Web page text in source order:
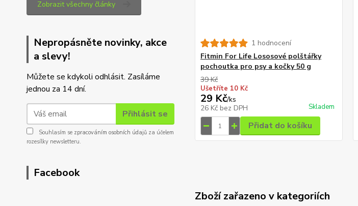
Zobrazit všechny články
Nepropásněte novinky, akce
a slevy!
Můžete se kdykoli odhlásit. Zasíláme
jednou za 14 dní.
Přihlásit se
Souhlasím se zpracováním osobních údajů za účelem
rozesílky newsletteru.
Facebook
1 hodnocení
Fitmin For Life Lososové polštářky
pochoutka pro psy a kočky 50 g
39 Kč
Ušetříte 10 Kč
29 Kč/ks
26 Kč bez DPH Skladem
Přidat do košíku
Zboží zařazeno v kategoriích